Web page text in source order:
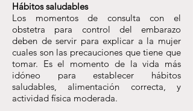
Hábitos saludables
Los momentos de consulta con el
obstetra para control del embarazo
deben de servir para explicar a la mujer
cuales son las precauciones que tiene que
tomar. Es el momento de la vida más
idóneo para establecer hábitos
saludables, alimentación correcta, y
actividad física moderada.